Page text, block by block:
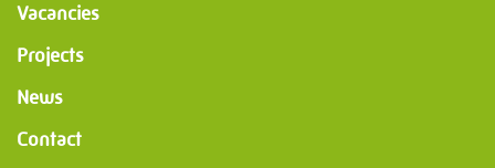
Vacancies
Projects
News
Contact